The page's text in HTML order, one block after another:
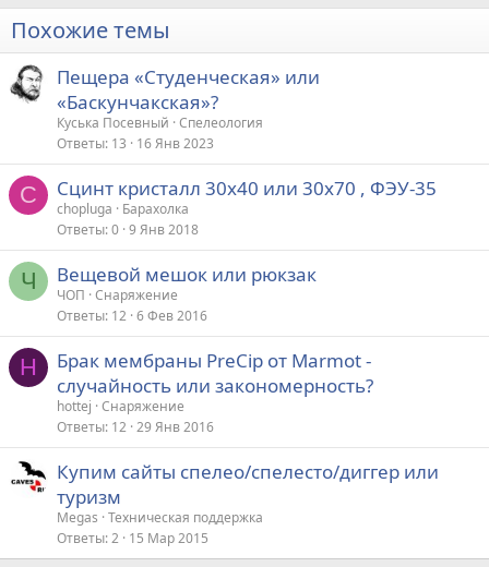
Похожие темы
Пещера «Студенческая» или
«Баскунчакская»?
Куська Посевный Спелеология
Ответы 13 16 Янв 2023
C Сцинт кристалл 30х40 или 30х70 , ФЭУ-35
chopluga
Барахолка
Ответы 0 9 Янв 2018
Ч Вещевой мешок или рюкзак
ЧОП Снаряжение
Ответы 12 6 Фев 2016
H
Брак мембраны PreCip от Marmot -
случайность или закономерность?
hottej Снаряжение
Ответы 12 29 Янв 2016
Купим сайты спелео/спелесто/диггер или
туризм
Megas Техническая поддержка
Ответы 2 15 Мар 2015